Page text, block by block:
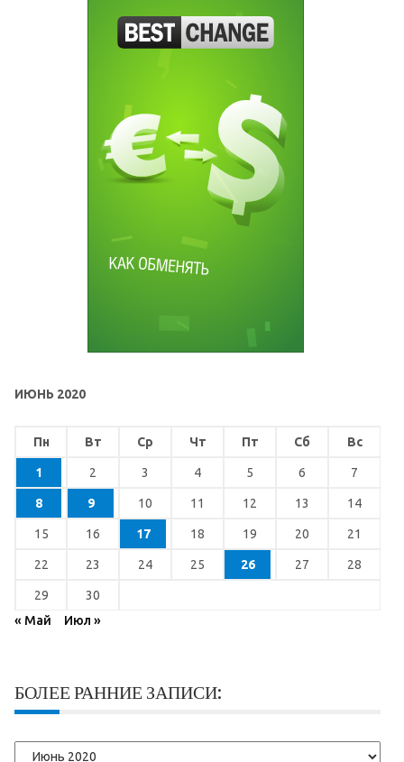
ИЮНЬ 2020
Пн Вт Ср Чт Пт Сб Вс
1 2 3 4 5 6 7
8 9 10 11 12 13 14
15 16 17 18 19 20 21
22 23 24 25 26 27 28
29
30
« Май
Июл »
БОЛЕЕ РАННИЕ ЗАПИСИ:
Более